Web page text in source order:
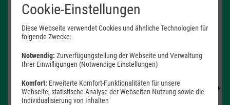
Produkt- und Sicherheitsinformationen
Cookie-Einstellungen
Diese Webseite verwendet Cookies und ähnliche Technologien für
folgende Zwecke:
Notwendig: Zurverfügungstellung der Webseite und Verwaltung
Ihrer Einwilligungen (Notwendige Einstellungen)
Komfort: Erweiterte Komfort-Funktionalitäten für unsere
Webseite, statistische Analyse der Webseiten-Nutzung sowie die
Individualisierung von Inhalten